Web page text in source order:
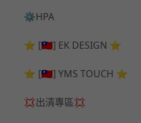
🆙 升級 ⧸ 部件
🔄 原廠 ⧸ 零件
🆙 升級 ⧸ 部件
⚙️HPA
⭐ [🇹🇼] EK DESIGN ⭐
⭐ [🇹🇼] YMS TOUCH ⭐
💢出清專區💢